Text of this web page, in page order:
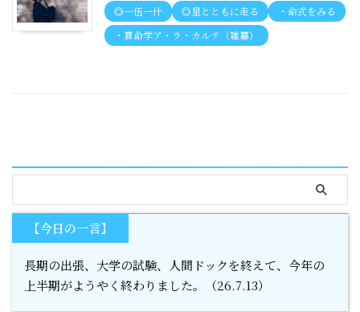
◎一伍一什 ◎星とともに走る
・命式をみる
・算命学ア・ラ・カルテ（雑纂）
【今日の一言】
長期の出張、大学の試験、人間ドックを終えて、今年の
上半期がようやく終わりました。（26.7.13）